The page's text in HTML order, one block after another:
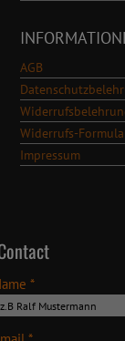
AGB
Widerrufs-
Impressum
*